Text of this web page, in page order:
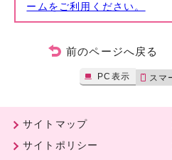
ームをご利用ください。
前のページへ戻る
PC表示 スマ
サイトマップ
サイトポリシー